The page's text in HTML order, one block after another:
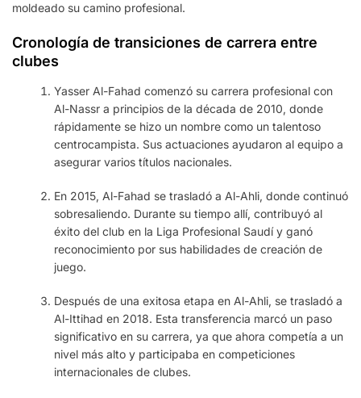
moldeado su camino profesional.
Cronología de transiciones de carrera entre
clubes
Yasser Al-Fahad comenzó su carrera profesional con
Al-Nassr a principios de la década de 2010, donde
rápidamente se hizo un nombre como un talentoso
centrocampista. Sus actuaciones ayudaron al equipo a
asegurar varios títulos nacionales.
En 2015, Al-Fahad se trasladó a Al-Ahli, donde continuó
sobresaliendo. Durante su tiempo allí, contribuyó al
éxito del club en la Liga Profesional Saudí y ganó
reconocimiento por sus habilidades de creación de
juego.
Después de una exitosa etapa en Al-Ahli, se trasladó a
Al-Ittihad en 2018. Esta transferencia marcó un paso
significativo en su carrera, ya que ahora competía a un
nivel más alto y participaba en competiciones
internacionales de clubes.